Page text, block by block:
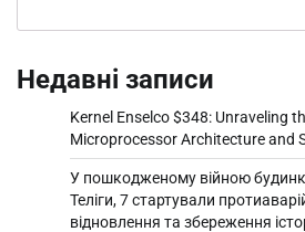
Недавні записи
Kernel Enselco $348: Unraveling
Microprocessor Architecture and
У пошкодженому війною
Теліги, 7 стартували
відновлення та збереження